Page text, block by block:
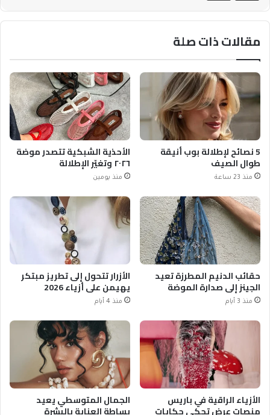
مقالات ذات صلة
5 نصائح لإطلالة بوب أنيقة
طوال الصيف
منذ 23 ساعة
الأحذية الشبكية تتصدر موضة
٢٠٢٦ وتغيّر الإطلالة
منذ يومين
حقائب الدنيم المطرزة تعيد
الجينز إلى صدارة الموضة
منذ 3 أيام
الأزرار تتحول إلى تطريز مبتكر
يهيمن على أزياء 2026
منذ 4 أيام
الأزياء الراقية في باريس
منصات عرض تحكي حكايات
الجمال المتوسطي يعيد
بساطة العناية بالبشرة